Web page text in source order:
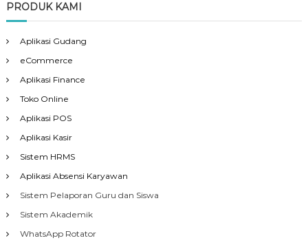
PRODUK KAMI
Aplikasi Gudang
eCommerce
Aplikasi Finance
Toko Online
Aplikasi POS
Aplikasi Kasir
Sistem HRMS
Aplikasi Absensi Karyawan
Sistem Pelaporan Guru dan Siswa
Sistem Akademik
WhatsApp Rotator